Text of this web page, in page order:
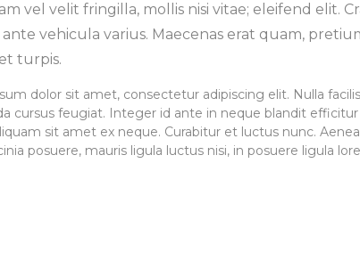
vel velit fringilla, mollis nisi vitae; eleifend elit.
vehicula varius. Maecenas erat quam,
turpis.
dolor sit amet, consectetur adipiscing elit. Nulla
cursus feugiat. Integer id ante in neque blandit
sit amet ex neque. Curabitur et luctus nunc.
posuere, mauris ligula luctus nisi, in posuere ligula